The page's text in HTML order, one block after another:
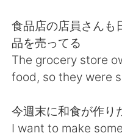
English
繁體中文
Deutsch
食品店の店員さんも
品を売ってる
The grocery store
food, so they were
今週末に和食が作り
I want to make